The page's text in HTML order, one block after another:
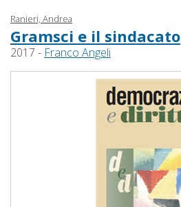
Ranieri, Andrea
Gramsci e il sindacato
2017 - Franco Angeli